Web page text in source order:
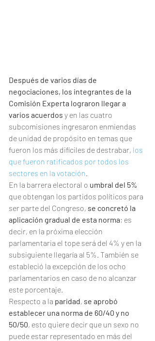
Después de varios días de
negociaciones, los integrantes de la
Comisión Experta lograron llegar a
varios acuerdos y en las cuatro
subcomisiones ingresaron enmiendas
de unidad de propósito en temas que
fueron los más difíciles de destrabar, los
que fueron ratificados por todos los
sectores en la votación.
En la barrera electoral o umbral del 5%
que obtengan los partidos políticos para
ser parte del Congreso, se concretó la
aplicación gradual de esta norma; es
decir, en la próxima elección
parlamentaria el tope será del 4% y en la
subsiguiente llegaría al 5%. También se
estableció la excepción de los ocho
parlamentarios en caso de no alcanzar
este porcentaje.
Respecto a la paridad, se aprobó
establecer una norma de 60/40 y no
50/50, esto quiere decir que un sexo no
puede estar representado en más del